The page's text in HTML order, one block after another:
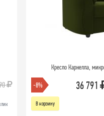
Кресло Карнелла,
-8% 36 791
В корзину